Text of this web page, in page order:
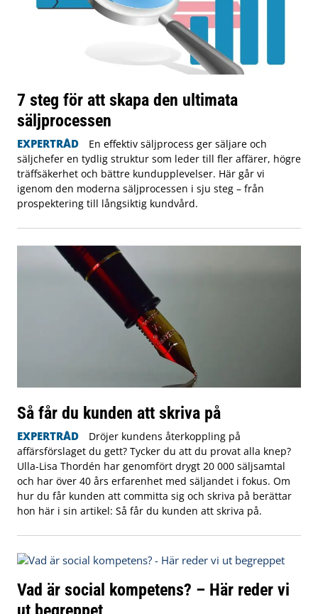
7 steg för att skapa den ultimata
säljprocessen
EXPERTRÅD
En effektiv säljprocess ger säljare och
säljchefer en tydlig struktur som leder till fler affärer, högre
träffsäkerhet och bättre kundupplevelser. Här går vi
igenom den moderna säljprocessen i sju steg – från
prospektering till långsiktig kundvård.
Så får du kunden att skriva på
EXPERTRÅD
Dröjer kundens återkoppling på
affärsförslaget du gett? Tycker du att du provat alla knep?
Ulla-Lisa Thordén har genomfört drygt 20 000 säljsamtal
och har över 40 års erfarenhet med säljandet i fokus. Om
hur du får kunden att committa sig och skriva på berättar
hon här i sin artikel: Så får du kunden att skriva på.
Vad är social kompetens? – Här reder vi